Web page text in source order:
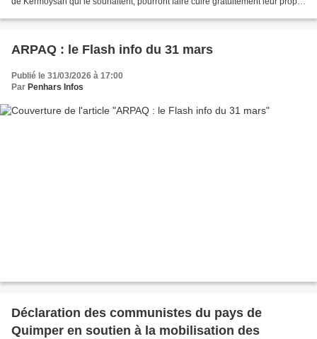
ARPAQ : le Flash info du 31 mars
Publié le 31/03/2026 à 17:00
Par Penhars Infos
Déclaration des communistes du pays de
Quimper en soutien à la mobilisation des